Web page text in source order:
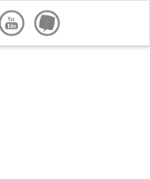
回到頂端